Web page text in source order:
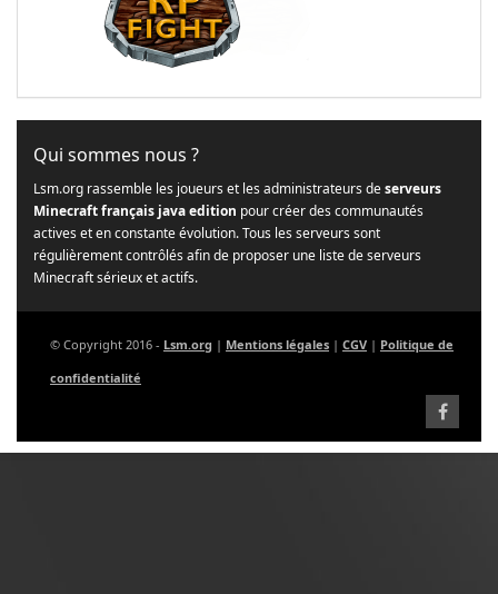
Qui sommes nous ?
Lsm.org rassemble les joueurs et les administrateurs deserveurs
Minecraft français java edition pour créer des communautés
actives et en constante évolution. Tous les serveurs sont
régulièrement contrôlés afin de proposer une liste de serveurs
Minecraft sérieux et actifs.
© Copyright 2016 - Lsm.org | Mentions légales | CGV | Politique de
confidentialité